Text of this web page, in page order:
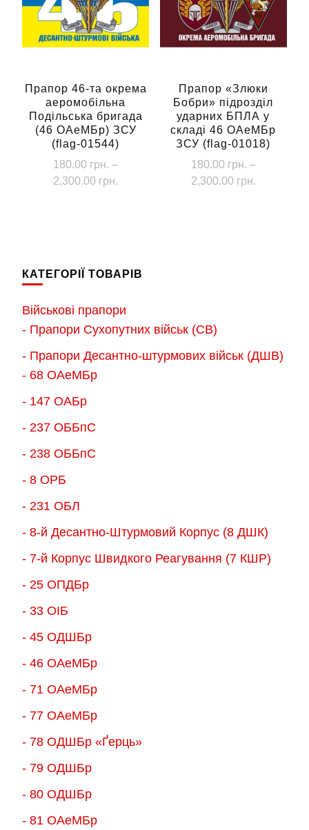
Параметри
можна
вибрати
сторінці
товару
Прапор 46-та окрема
аеромобільна
Подільська бригада
(46 ОАеМБр) ЗСУ
(flag-01544)
180.00 грн. –
2,300.00 грн.
варіантів.
можна
вибрати
на
сторінці
товару
Прапор «Злюки
Бобри» підрозділ
ударних БПЛА у
складі 46 ОАеМБр
ЗСУ (flag-01018)
180.00 грн. –
2,300.00 грн.
на
КАТЕГОРІЇ ТОВАРІВ
Військові прапори
- Прапори Сухопутних військ (СВ)
- Прапори Десантно-штурмових військ (ДШВ)
- 68 ОАеМБр
- 147 ОАБр
- 237 ОББпС
- 238 ОББпС
- 8 ОРБ
- 231 ОБЛ
- 8-й Десантно-Штурмовий Корпус (8 ДШК)
- 7-й Корпус Швидкого Реагування (7 КШР)
- 25 ОПДБр
- 33 ОІБ
- 45 ОДШБр
- 46 ОАеМБр
- 71 ОАеМБр
- 77 ОАеМБр
- 78 ОДШБр «Ґерць»
- 79 ОДШБр
- 80 ОДШБр
- 81 ОАеМБр